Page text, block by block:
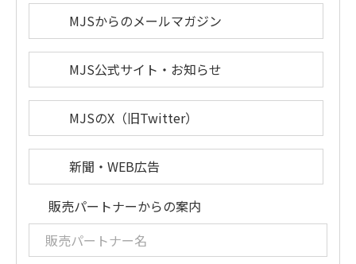
MJSからのメールマガジン
MJS公式サイト・お知らせ
MJSのX（旧Twitter）
新聞・WEB広告
販売パートナーからの案内